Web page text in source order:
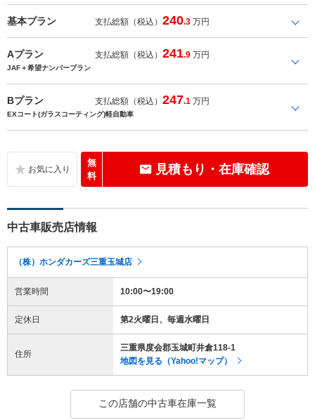
基本プラン 支払総額（税込）240.3 万円
Aプラン 支払総額（税込）241.9 万円
JAF＋希望ナンバープラン
Bプラン 支払総額（税込）247.1 万円
EXコート(ガラスコーティング)軽自動車
無
料
見積もり・在庫確認
中古車販売店情報
（株）ホンダカーズ三重玉城店
営業時間 10:00〜19:00
定休日 第2火曜日、毎週水曜日
住所
三重県度会郡玉城町井倉118-1
地図を見る（Yahoo!マップ）
この店舗の中古車在庫一覧